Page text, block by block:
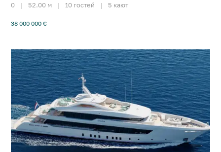
0 | 52.00 м | 10 гостей | 5 кают
38 000 000 €